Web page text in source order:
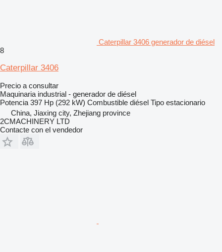
Caterpillar 3406 generador de diésel
8
Caterpillar 3406
Precio a consultar
Maquinaria industrial - generador de diésel
Potencia 397 Hp (292 kW) Combustible diésel Tipo estacionario
China, Jiaxing city, Zhejiang province
2CMACHINERY LTD
Contacte con el vendedor